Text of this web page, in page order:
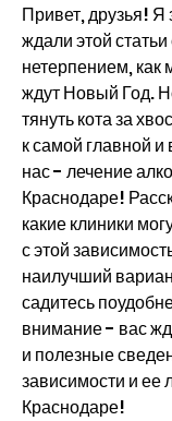
Привет, друзья! Я
ждали этой статьи
нетерпением, как
ждут Новый Год.
тянуть кота за
к самой главной
нас - лечение
Краснодаре!
какие клиники
с этой
наилучший
садитесь
внимание - вас
и полезные
зависимости и ее
Краснодаре!